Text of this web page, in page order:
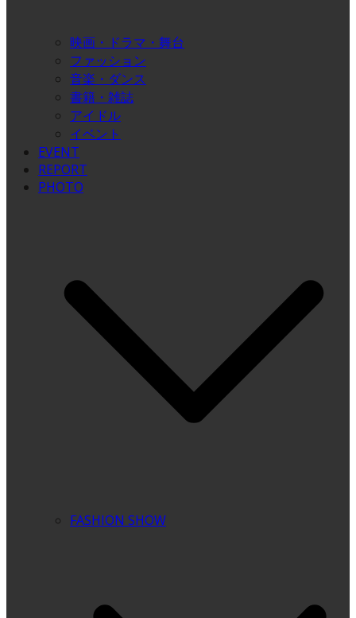
映画・ドラマ・舞台
ファッション
音楽・ダンス
書籍・雑誌
アイドル
イベント
EVENT
REPORT
PHOTO
FASHION SHOW